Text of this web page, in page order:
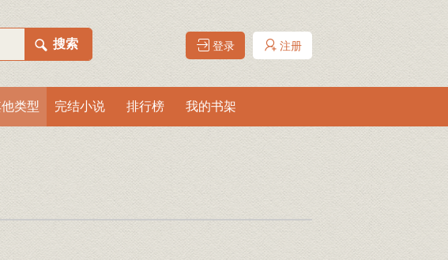
登录 注册
类型 完结小说 排行榜 我的书架